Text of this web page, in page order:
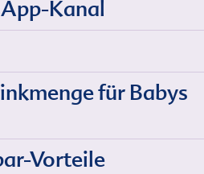
Kanal
für Babys
Vorteile